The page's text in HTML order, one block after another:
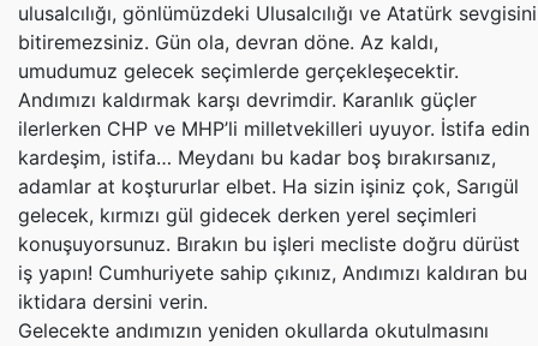
ulusalcılığı, gönlümüzdeki Ulusalcılığı ve Atatürk sevgisini
bitiremezsiniz. Gün ola, devran döne. Az kaldı,
umudumuz gelecek seçimlerde gerçekleşecektir.
Andımızı kaldırmak karşı devrimdir. Karanlık güçler
ilerlerken CHP ve MHP’li milletvekilleri uyuyor. İstifa edin
kardeşim, istifa… Meydanı bu kadar boş bırakırsanız,
adamlar at koştururlar elbet. Ha sizin işiniz çok, Sarıgül
gelecek, kırmızı gül gidecek derken yerel seçimleri
konuşuyorsunuz. Bırakın bu işleri mecliste doğru dürüst
iş yapın! Cumhuriyete sahip çıkınız, Andımızı kaldıran bu
iktidara dersini verin.
Gelecekte andımızın yeniden okullarda okutulmasını